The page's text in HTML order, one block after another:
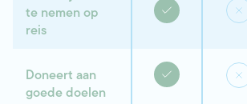
te nemen op
reis
Doneert aan
goede doelen